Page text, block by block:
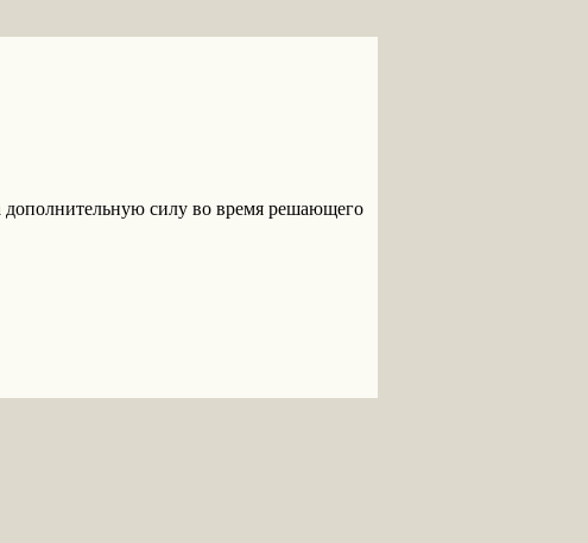
дополнительную силу во время решающего